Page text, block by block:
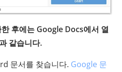
후에는 Google Docs에서 열
같습니다.
문서를 찾습니다. Google 문